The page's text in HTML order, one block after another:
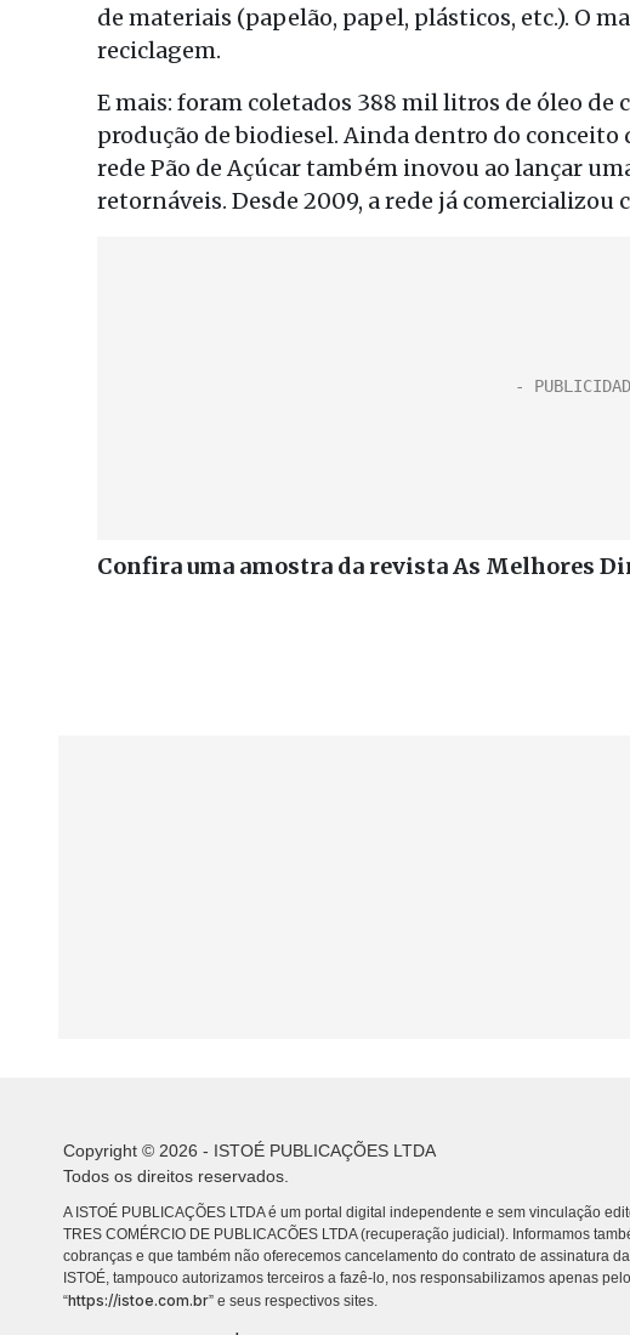
de materiais (papelão, papel, plásticos, etc.). O
reciclagem.
E mais: foram coletados 388 mil litros de óleo
produção de biodiesel. Ainda dentro do conceito
rede Pão de Açúcar também inovou ao lançar
retornáveis. Desde 2009, a rede já comercializou
Confira uma amostra da revista As Melhores
Copyright © 2026 - ISTOÉ PUBLICAÇÕES LTDA
Todos os direitos reservados.
A ISTOÉ PUBLICAÇÕES LTDA é um portal digital independente e sem vinculação
TRES COMÉRCIO DE PUBLICACÕES LTDA (recuperação judicial). Informamos
cobranças e que também não oferecemos cancelamento do contrato de assinatura
ISTOÉ, tampouco autorizamos terceiros a fazê-lo, nos responsabilizamos apenas
“https://istoe.com.br” e seus respectivos sites.